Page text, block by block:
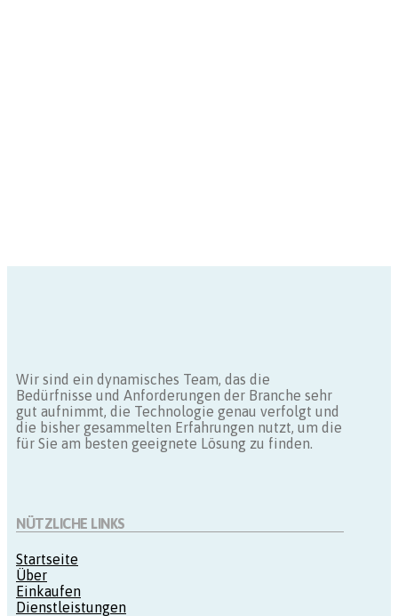
Wir sind ein dynamisches Team, das die
Bedürfnisse und Anforderungen der Branche sehr
gut aufnimmt, die Technologie genau verfolgt und
die bisher gesammelten Erfahrungen nutzt, um die
für Sie am besten geeignete Lösung zu finden.
NÜTZLICHE LINKS
Startseite
Über
Einkaufen
Dienstleistungen